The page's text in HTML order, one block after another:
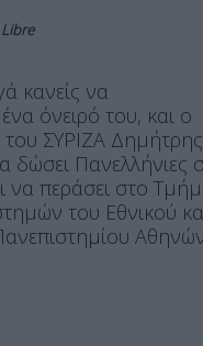
κανείς να
όνειρό του, και ο
ΣΥΡΙΖΑ Δημήτρης
δώσει Πανελλήνιες
να περάσει στο
του Εθνικού